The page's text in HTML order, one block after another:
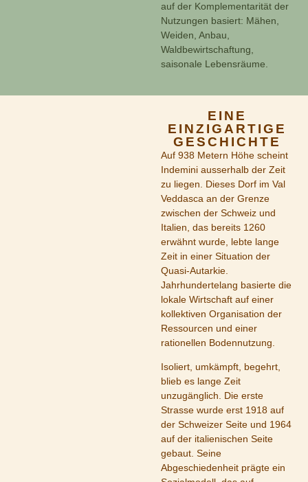
auf der Komplementarität der
Nutzungen basiert: Mähen,
Weiden, Anbau,
Waldbewirtschaftung,
saisonale Lebensräume.
EINE
EINZIGARTIGE
GESCHICHTE
Auf 938 Metern Höhe scheint
Indemini ausserhalb der Zeit
zu liegen. Dieses Dorf im Val
Veddasca an der Grenze
zwischen der Schweiz und
Italien, das bereits 1260
erwähnt wurde, lebte lange
Zeit in einer Situation der
Quasi-Autarkie.
Jahrhundertelang basierte die
lokale Wirtschaft auf einer
kollektiven Organisation der
Ressourcen und einer
rationellen Bodennutzung.
Isoliert, umkämpft, begehrt,
blieb es lange Zeit
unzugänglich. Die erste
Strasse wurde erst 1918 auf
der Schweizer Seite und 1964
auf der italienischen Seite
gebaut. Seine
Abgeschiedenheit prägte ein